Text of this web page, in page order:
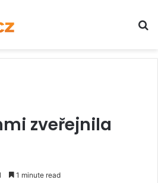
zveřejnila
1 minute read